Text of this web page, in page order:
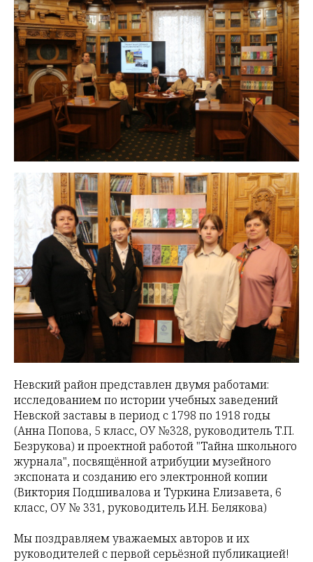
Невский район представлен двумя работами:
исследованием по истории учебных заведений
Невской заставы в период с 1798 по 1918 годы
(Анна Попова, 5 класс, ОУ №328, руководитель Т.П.
Безрукова) и проектной работой "Тайна школьного
журнала", посвящённой атрибуции музейного
экспоната и созданию его электронной копии
(Виктория Подшивалова и Туркина Елизавета, 6
класс, ОУ № 331, руководитель И.Н. Белякова)
Мы поздравляем уважаемых авторов и их
руководителей с первой серьёзной публикацией!